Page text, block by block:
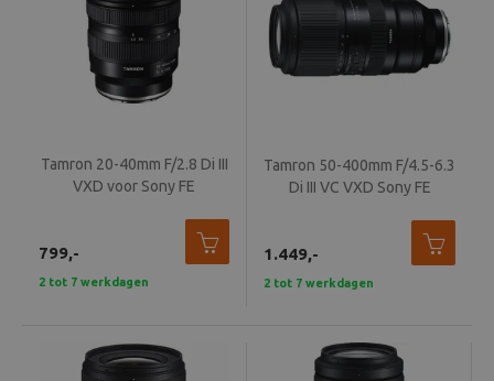
Tamron 20-40mm F/2.8 Di III
VXD voor Sony FE
799,-
2 tot 7 werkdagen
Tamron 50-400mm F/4.5-6.3
Di III VC VXD Sony FE
1.449,-
2 tot 7 werkdagen